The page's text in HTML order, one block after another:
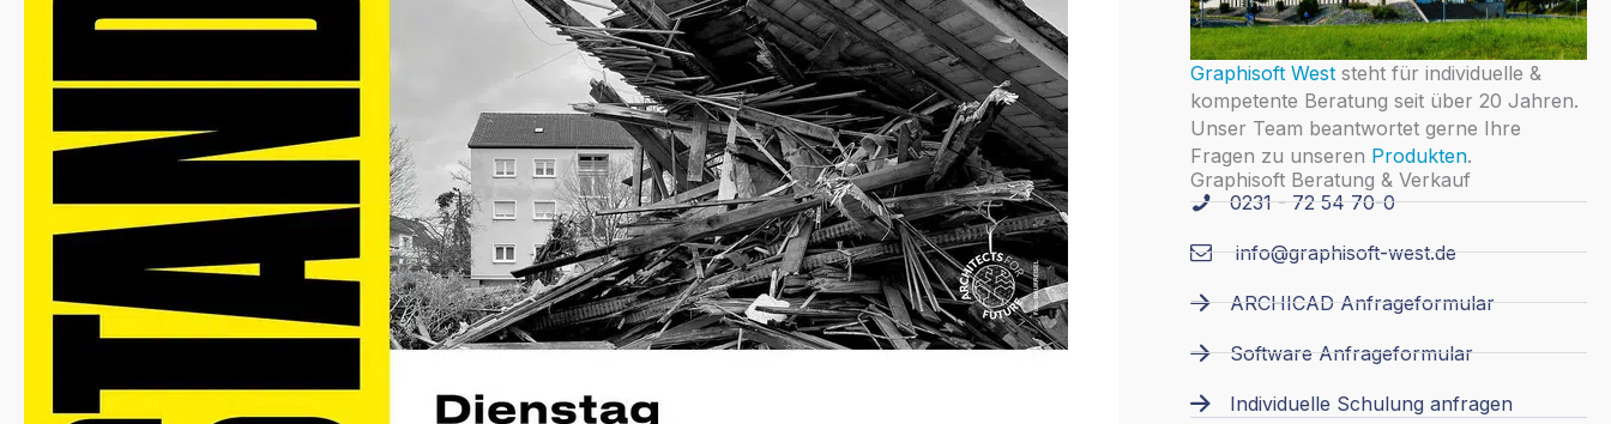
Graphisoft Weststeht für individuelle &
kompetente Beratung seit über 20 Jahren.
Unser Team beantwortet gerne Ihre
Fragen zu unseren Produkten.
Graphisoft Beratung & Verkauf
0231 - 72 54 70-0
info@graphisoft-west.de
ARCHICAD Anfrageformular
Software Anfrageformular
Individuelle Schulung anfragen